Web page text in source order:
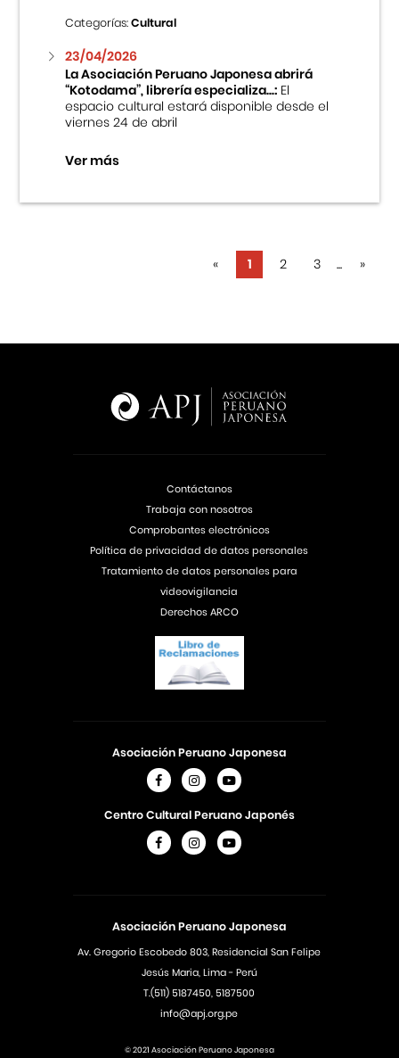
Categorías:Cultural
23/04/2026
La Asociación Peruano Japonesa abrirá
“Kotodama”, librería especializa...:El
espacio cultural estará disponible desde el
viernes 24 de abril
Ver más
« 1 2 3 ... »
Asociación Peruano Japonesa
Av. Gregorio Escobedo 803, Residencial San Felipe
Jesús Maria, Lima - Perú
T.(511) 5187450, 5187500
info@apj.org.pe
Asociación Peruano Japonesa
Centro Cultural Peruano Japonés
Contáctanos
Trabaja con nosotros
Comprobantes electrónicos
Política de privacidad de datos personales
Tratamiento de datos personales para
videovigilancia
Derechos ARCO
© 2021 Asociación Peruano Japonesa